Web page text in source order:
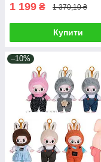
1 199 ₴ 1 370,10 ₴
Купити
–10%